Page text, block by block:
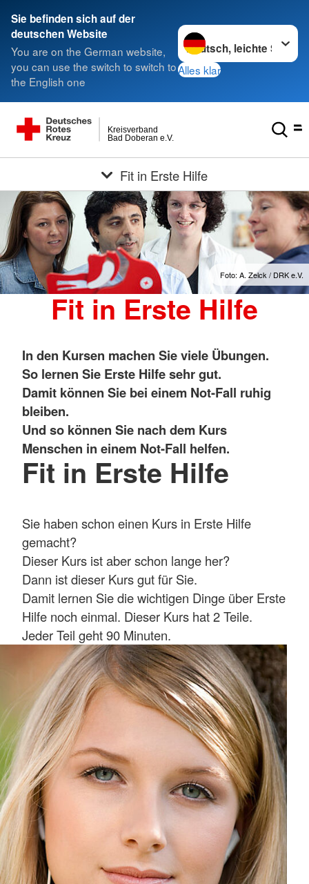
Sie befinden sich auf der
deutschen Website
You are on the German website,
you can use the switch to switch to
the English one
Sprache wechseln zu
Alles klar
Bad Doberan e.V.
Kreisverband
Fit in Erste Hilfe
Foto: A. Zelck / DRK e.V.
Fit in Erste Hilfe
In den Kursen machen Sie viele Übungen.
So lernen Sie Erste Hilfe sehr gut.
Damit können Sie bei einem Not-Fall ruhig
bleiben.
Und so können Sie nach dem Kurs
Menschen in einem Not-Fall helfen.
Fit in Erste Hilfe
Sie haben schon einen Kurs in Erste Hilfe
gemacht?
Dieser Kurs ist aber schon lange her?
Dann ist dieser Kurs gut für Sie.
Damit lernen Sie die wichtigen Dinge über Erste
Hilfe noch einmal. Dieser Kurs hat 2 Teile.
Jeder Teil geht 90 Minuten.